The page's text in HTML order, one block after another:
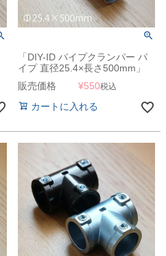
「DIY-ID パイプクランパー パ
イプ 直径25.4×長さ500mm」
販売価格
¥550税込
カートに入れる